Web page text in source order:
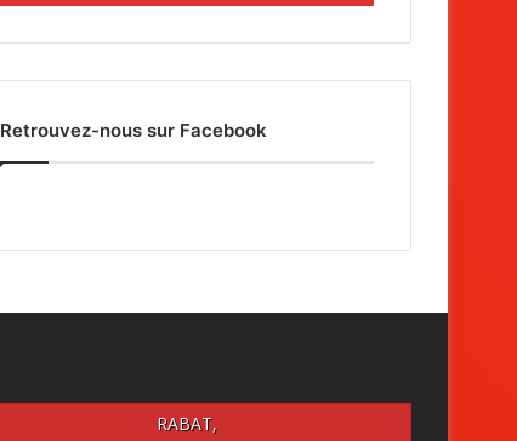
Retrouvez-nous sur Facebook
RABAT,